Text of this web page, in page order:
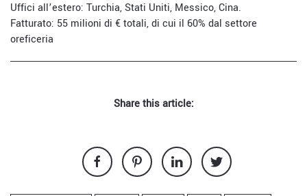
Uffici all’estero: Turchia, Stati Uniti, Messico, Cina.
Fatturato: 55 milioni di € totali, di cui il 60% dal settore
oreficeria
Share this article: